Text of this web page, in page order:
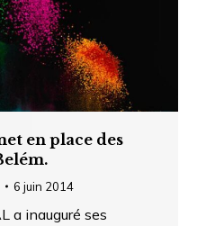
en place des
6 juin 2014
a inauguré ses